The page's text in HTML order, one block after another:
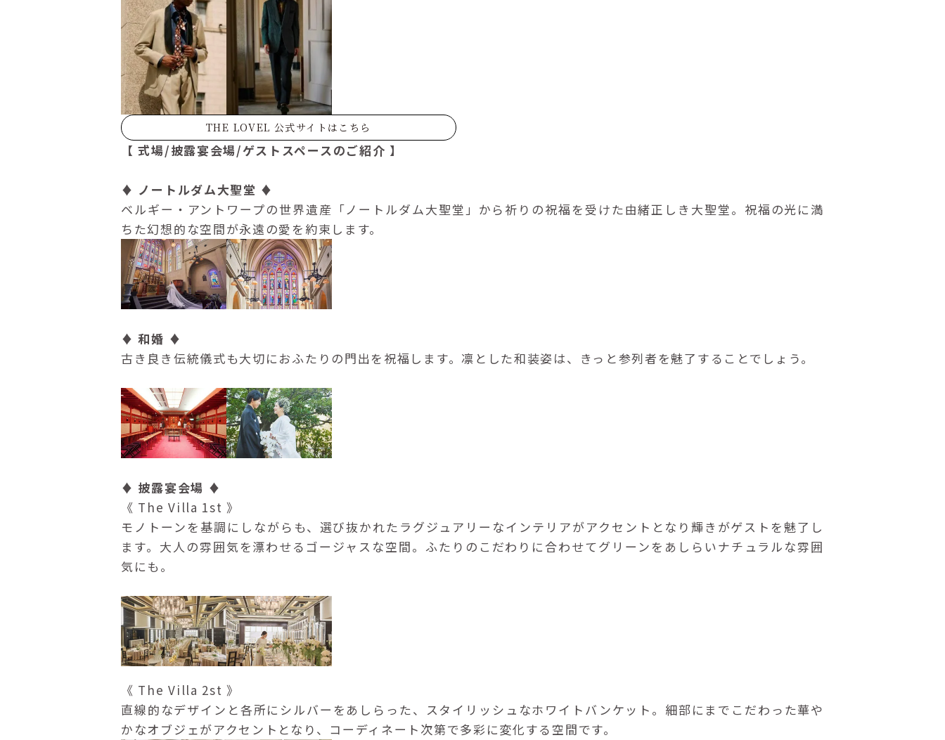
THE LOVEL 公式サイトはこちら
【 式場/披露宴会場/ゲストスペースのご紹介 】
♦ ノートルダム大聖堂 ♦
ベルギー・アントワープの世界遺産「ノートルダム大聖堂」から祈りの祝福を受けた由緒正しき大聖堂。祝福の光に満
ちた幻想的な空間が永遠の愛を約束します。
♦ 和婚 ♦
古き良き伝統儀式も大切におふたりの門出を祝福します。凛とした和装姿は、きっと参列者を魅了することでしょう。
♦ 披露宴会場 ♦
《 The Villa 1st 》
モノトーンを基調にしながらも、選び抜かれたラグジュアリーなインテリアがアクセントとなり輝きがゲストを魅了し
ます。大人の雰囲気を漂わせるゴージャスな空間。ふたりのこだわりに合わせてグリーンをあしらいナチュラルな雰囲
気にも。
《 The Villa 2st 》
直線的なデザインと各所にシルバーをあしらった、スタイリッシュなホワイトバンケット。細部にまでこだわった華や
かなオブジェがアクセントとなり、コーディネート次第で多彩に変化する空間です。